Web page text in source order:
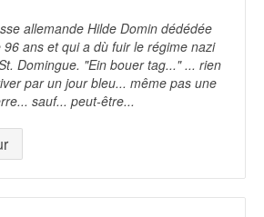
allemande Hilde Domin dédédée
ans et qui a dù fuir le régime nazi
Domingue. "Ein bouer tag..." ... rien
par un jour bleu... même pas une
sauf... peut-être...